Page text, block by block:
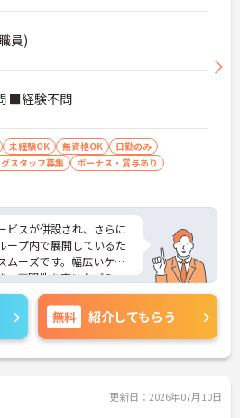
員)
■経験不問
未経験OK 無資格OK
日勤のみ
スタッフ募集
ボーナス・賞与あり
スが併設され、さらに
ープ内で展開しているた
ムーズです。幅広いケア
、専門性を高めながらス
ります。
全力で応援する職場で
用すれば、介護職員初任
費用を会社負担で取得可
とにしっかりと給与に反
「スタッフミーティン
考える「ケースカンフ
無料 紹介してもらう
更新日：2026年07月10日